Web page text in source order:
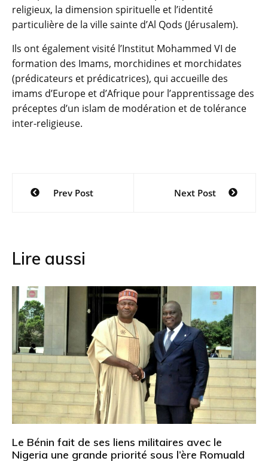
religieux, la dimension spirituelle et l’identité
particulière de la ville sainte d’Al Qods (Jérusalem).
Ils ont également visité l’Institut Mohammed VI de
formation des Imams, morchidines et morchidates
(prédicateurs et prédicatrices), qui accueille des
imams d’Europe et d’Afrique pour l’apprentissage des
préceptes d’un islam de modération et de tolérance
inter-religieuse.
Navigation
Prev Post Next Post
Lire aussi
Le Bénin fait de ses liens militaires avec le
Nigeria une grande priorité sous l’ère Romuald